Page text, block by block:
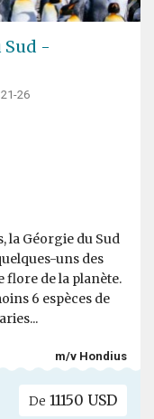
Sud -
26
la Géorgie du Sud
uns des
flore de la planète.
6 espèces de
m/v Hondius
De 11150 USD